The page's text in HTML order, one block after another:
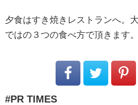
夕食はすき焼きレストランへ。
ではの３つの食べ方で頂きます。
PR TIMES